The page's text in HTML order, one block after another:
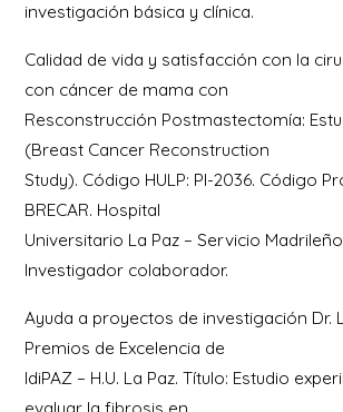
investigación básica y clínica.
Calidad de vida y satisfacción con la
con cáncer de mama con
Resconstrucción Postmastectomía:
(Breast Cancer Reconstruction
Study). Código HULP: PI-2036. Código
BRECAR. Hospital
Universitario La Paz – Servicio
Investigador colaborador.
Ayuda a proyectos de investigación Dr.
Premios de Excelencia de
IdiPAZ – H.U. La Paz. Título: Estudio